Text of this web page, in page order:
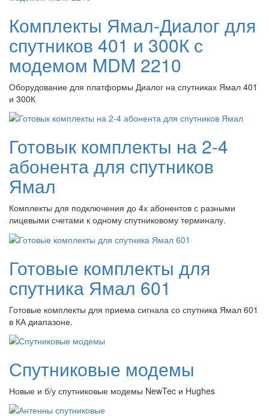
Комплекты Ямал-Диалог для
спутников 401 и 300К с
модемом MDM 2210
Оборудование для платформы Диалог на спутниках Ямал 401
и 300К
Готовык комплекты на 2-4
абонента для спутников
Ямал
Комплекты для подключения до 4х абонентов с разными
лицевыми счетами к одному спутниковому терминалу.
Готовые комплекты для
спутника Ямал 601
Готовые комплекты для приема сигнала со спутника Ямал 601
в КА диапазоне.
Спутниковые модемы
Новые и б/у спутниковые модемы NewTec и Hughes